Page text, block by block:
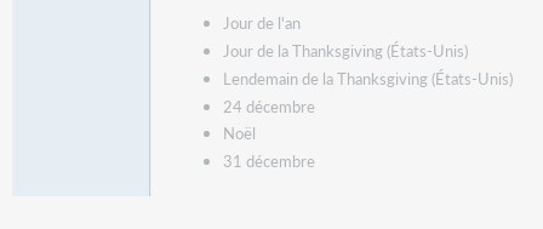
Jour de l'an
Jour de la Thanksgiving (États-Unis)
Lendemain de la Thanksgiving (États-Unis)
24 décembre
Noël
31 décembre